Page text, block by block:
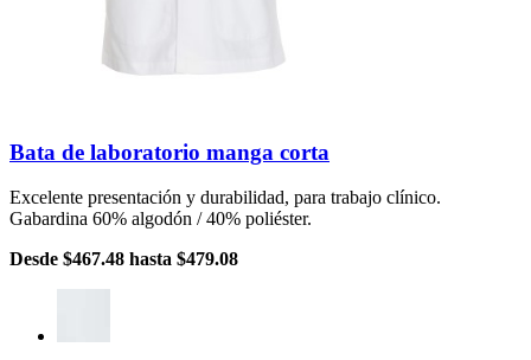
Bata de laboratorio manga corta
Excelente presentación y durabilidad, para trabajo clínico.
Gabardina 60% algodón / 40% poliéster.
Desde $467.48 hasta $479.08